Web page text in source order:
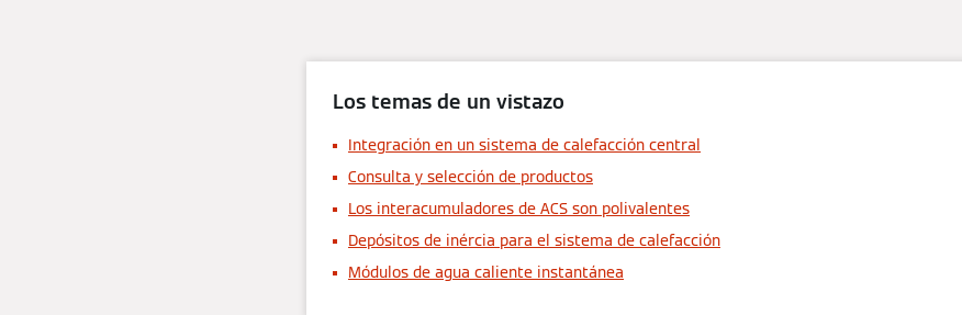
Los temas de un vistazo
Integración en un sistema de calefacción central
Consulta y selección de productos
Los interacumuladores de ACS son polivalentes
Depósitos de inércia para el sistema de calefacción
Módulos de agua caliente instantánea